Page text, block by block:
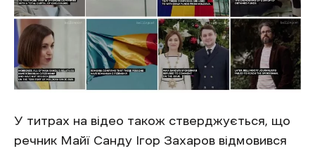
У титрах на відео також стверджується, що
речник Майї Санду Ігор Захаров відмовився